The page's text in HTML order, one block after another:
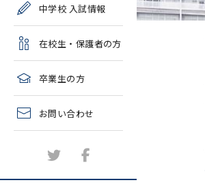
中学情報
高校クラブ紹介
中学クラブ紹介
施設紹介
学校説明会、一般公開行
事、塾対象入試説明会
中学校 入試情報
学校説明会、入試説明
会、一般公開行事
在校生・保護者の方
処について
年間教育計画
臨時休校等の特別措置に
卒業生の方
2027年度教育実習申し込
み
お問い合わせ